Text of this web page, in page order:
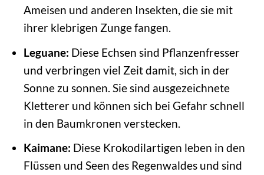
Ameisen und anderen Insekten, die sie mit
ihrer klebrigen Zunge fangen.
Leguane: Diese Echsen sind Pflanzenfresser
und verbringen viel Zeit damit, sich in der
Sonne zu sonnen. Sie sind ausgezeichnete
Kletterer und können sich bei Gefahr schnell
in den Baumkronen verstecken.
Kaimane: Diese Krokodilartigen leben in den
Flüssen und Seen des Regenwaldes und sind